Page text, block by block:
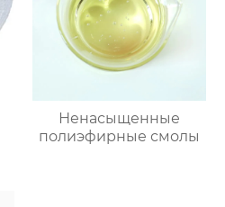
Ненасыщенные
полиэфирные смолы